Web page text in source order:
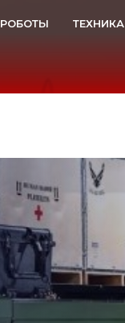
РОБОТЫ ТЕХНИКА